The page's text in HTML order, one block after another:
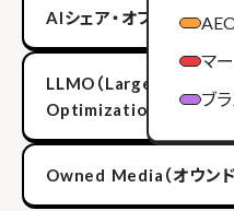
マ
ブ
AIシェア・オブ・ボイス
LLMO（Large
Optimization）
Owned Media（オウンド